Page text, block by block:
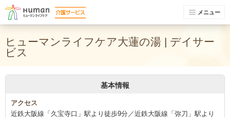
メニュー
ヒューマンライフケア大蓮の湯 | デイサー
ビス
基本情報
アクセス
近鉄大阪線「久宝寺口」駅より徒歩9分／近鉄大阪線「弥刀」駅より